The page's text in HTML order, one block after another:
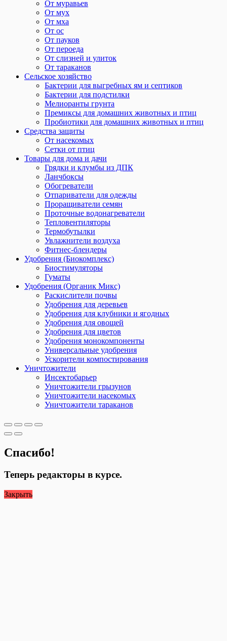
От муравьев
От мух
От мха
От ос
От пауков
От пероеда
От слизней и улиток
От тараканов
Сельское хозяйство
Бактерии для выгребных ям и септиков
Бактерии для подстилки
Мелиоранты грунта
Премиксы для домашних животных и птиц
Пробиотики для домашних животных и птиц
Средства защиты
От насекомых
Сетки от птиц
Товары для дома и дачи
Грядки и клумбы из ДПК
Ланчбоксы
Обогреватели
Отпариватели для одежды
Проращиватели семян
Проточные водонагреватели
Тепловентиляторы
Термобутылки
Увлажнители воздуха
Фитнес-блендеры
Удобрения (Биокомплекс)
Биостимуляторы
Гуматы
Удобрения (Органик Микс)
Раскислители почвы
Удобрения для деревьев
Удобрения для клубники и ягодных
Удобрения для овощей
Удобрения для цветов
Удобрения монокомпоненты
Универсальные удобрения
Ускорители компостирования
Уничтожители
Инсектобарьер
Уничтожители грызунов
Уничтожители насекомых
Уничтожители тараканов
Спасибо!
Теперь редакторы в курсе.
Закрыть